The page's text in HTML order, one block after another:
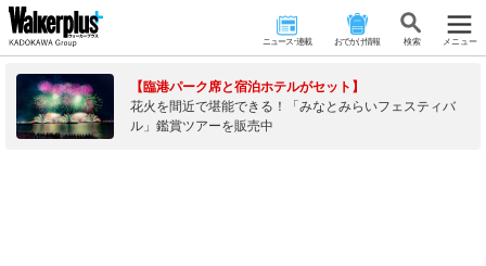
ニュース･連載 おでかけ情報 検 索 メニュー
【臨港パーク席と宿泊ホテルがセット】
花火を間近で堪能できる！「みなとみらいフェスティバ
ル」鑑賞ツアーを販売中